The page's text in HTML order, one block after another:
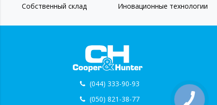
Собственный склад Иновационные технологии
(044) 333-90-93
(050) 821-38-77